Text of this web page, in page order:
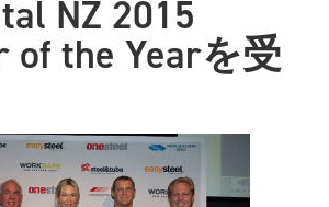
NZ 2015
of the Yearを受